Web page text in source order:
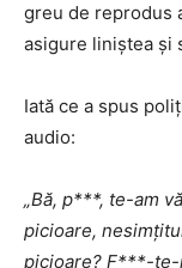
greu de reprodus
asigure liniştea şi
Iată ce a spus
audio:
„Bă, p***, te-am
picioare,
picioare? F***-te-